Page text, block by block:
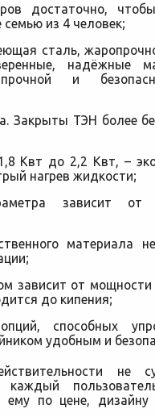
достаточно,
из 4 человек;
сталь,
надёжные
и
Закрыты ТЭН более
Квт до 2,2 Квт, –
нагрев жидкости;
зависит от
материала
зависит от
до кипения;
способных
удобным и
не
каждый
ему по цене, дизайну